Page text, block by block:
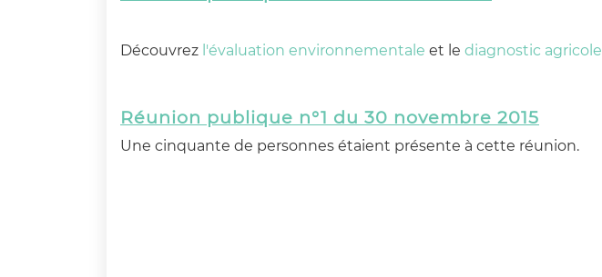
Découvrez l'évaluation environnementale et le diagnostic agricole
Réunion publique n°1 du 30 novembre 2015
Une cinquante de personnes étaient présente à cette réunion.